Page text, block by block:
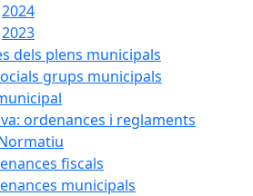
2024
2023
dels plens municipals
grups municipals
ordenances i reglaments
fiscals
municipals